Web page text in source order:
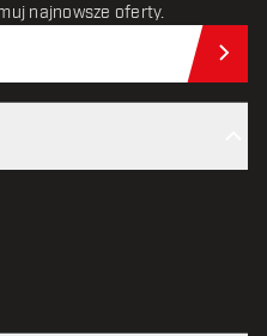
najnowsze oferty.